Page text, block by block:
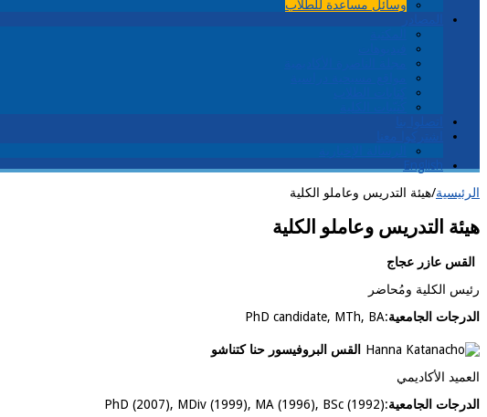
وسائل مساعدة للطلاب
الرئيسية/هيئة التدريس وعاملو الكلية
هيئة التدريس وعاملو الكلية
القس عازر عجاج
رئيس الكلية ومُحاضر
الدرجات الجامعية:
PhD candidate, MTh, BA
القس البروفيسور حنا كتناشو
العميد الأكاديمي
الدرجات الجامعية:
PhD (2007), MDiv (1999), MA (1996), BSc (1992)